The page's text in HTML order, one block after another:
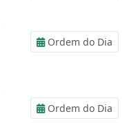
Ordem do Dia
Ordem do Dia